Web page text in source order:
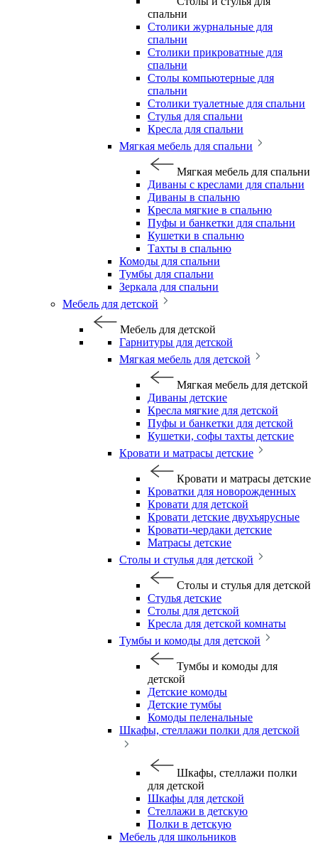
спальни
Столики журнальные для
спальни
Столики прикроватные для
спальни
Столы компьютерные для
спальни
Столики туалетные для спальни
Стулья для спальни
Кресла для спальни
Мягкая мебель для спальни
Мягкая мебель для спальни
Диваны с креслами для спальни
Диваны в спальню
Кресла мягкие в спальню
Пуфы и банкетки для спальни
Кушетки в спальню
Тахты в спальню
Комоды для спальни
Тумбы для спальни
Зеркала для спальни
Мебель для детской
Мебель для детской
Гарнитуры для детской
Мягкая мебель для детской
Мягкая мебель для детской
Диваны детские
Кресла мягкие для детской
Пуфы и банкетки для детской
Кушетки, софы тахты детские
Кровати и матрасы детские
Кровати и матрасы детские
Кроватки для новорожденных
Кровати для детской
Кровати детские двухъярусные
Кровати-чердаки детские
Матрасы детские
Столы и стулья для детской
Столы и стулья для детской
Стулья детские
Столы для детской
Кресла для детской комнаты
Тумбы и комоды для детской
Тумбы и комоды для
детской
Детские комоды
Детские тумбы
Комоды пеленальные
Шкафы, стеллажи полки для детской
Шкафы, стеллажи полки
для детской
Шкафы для детской
Стеллажи в детскую
Полки в детскую
Мебель для школьников